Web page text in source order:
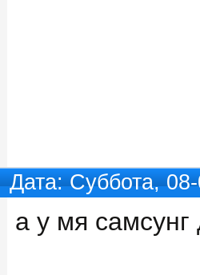
Дата: Суббота,
а у мя самсунг